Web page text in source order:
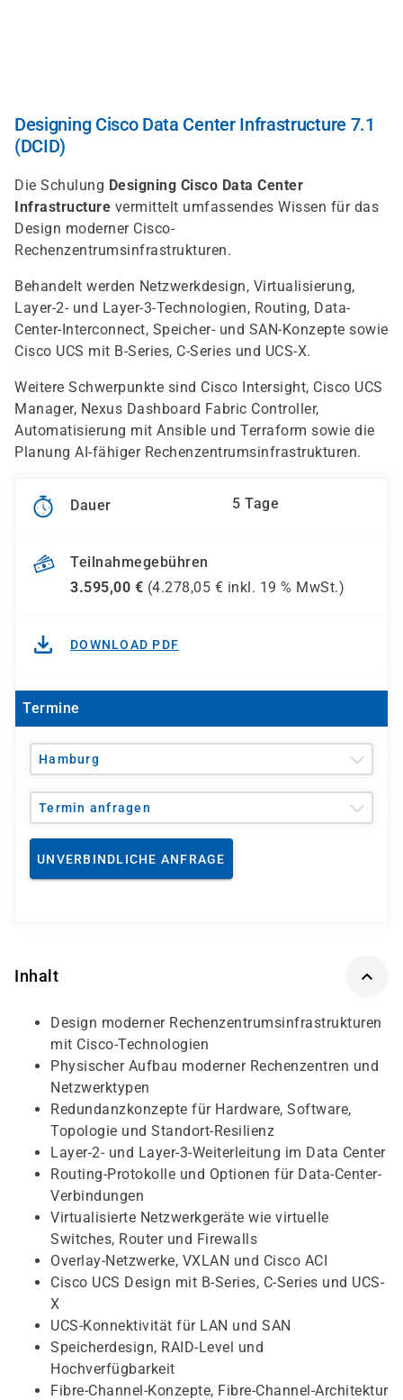
Designing Cisco Data Center Infrastructure 7.1
(DCID)
Die Schulung Designing Cisco Data Center
Infrastructure vermittelt umfassendes Wissen für das
Design moderner Cisco-
Rechenzentrumsinfrastrukturen.
Behandelt werden Netzwerkdesign, Virtualisierung,
Layer-2- und Layer-3-Technologien, Routing, Data-
Center-Interconnect, Speicher- und SAN-Konzepte sowie
Cisco UCS mit B-Series, C-Series und UCS-X.
Weitere Schwerpunkte sind Cisco Intersight, Cisco UCS
Manager, Nexus Dashboard Fabric Controller,
Automatisierung mit Ansible und Terraform sowie die
Planung AI-fähiger Rechenzentrumsinfrastrukturen.
Dauer 5 Tage
Teilnahmegebühren
3.595,00 € (4.278,05 € inkl. 19 % MwSt.)
DOWNLOAD PDF
Termine
Hamburg
Termin anfragen
UNVERBINDLICHE ANFRAGE
Inhalt
Design moderner Rechenzentrumsinfrastrukturen
mit Cisco-Technologien
Physischer Aufbau moderner Rechenzentren und
Netzwerktypen
Redundanzkonzepte für Hardware, Software,
Topologie und Standort-Resilienz
Layer-2- und Layer-3-Weiterleitung im Data Center
Routing-Protokolle und Optionen für Data-Center-
Verbindungen
Virtualisierte Netzwerkgeräte wie virtuelle
Switches, Router und Firewalls
Overlay-Netzwerke, VXLAN und Cisco ACI
Cisco UCS Design mit B-Series, C-Series und UCS-
X
UCS-Konnektivität für LAN und SAN
Speicherdesign, RAID-Level und
Hochverfügbarkeit
Fibre-Channel-Konzepte, Fibre-Channel-Architektur